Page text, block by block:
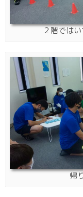
２階では
帰